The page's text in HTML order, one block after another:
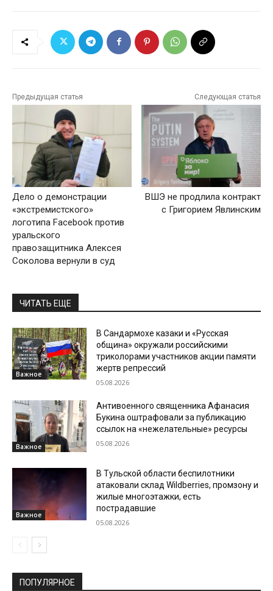
Предыдущая статья
Дело о демонстрации
«экстремистского»
логотипа Facebook против
уральского
правозащитника Алексея
Соколова вернули в суд
Следующая статья
ВШЭ не продлила контракт
с Григорием Явлинским
ЧИТАТЬ ЕЩЕ
Важное
В Сандармохе казаки и «Русская
община» окружали российскими
триколорами участников акции памяти
жертв репрессий
05.08.2026
Важное
Антивоенного священника Афанасия
Букина оштрафовали за публикацию
ссылок на «нежелательные» ресурсы
05.08.2026
Важное
В Тульской области беспилотники
атаковали склад Wildberries, промзону и
жилые многоэтажки, есть
пострадавшие
05.08.2026
ПОПУЛЯРНОЕ